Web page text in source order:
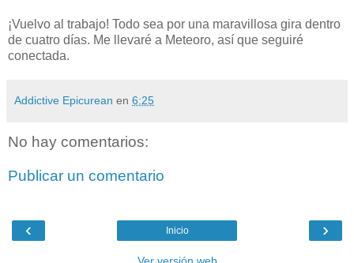
¡Vuelvo al trabajo! Todo sea por una maravillosa gira dentro
de cuatro días. Me llevaré a Meteoro, así que seguiré
conectada.
Addictive Epicurean en 6:25
No hay comentarios:
Publicar un comentario
‹ ›
Inicio
Ver versión web